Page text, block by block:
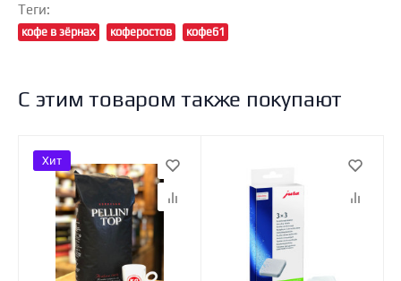
Теги:
кофе в зёрнах коферостов кофе61
С этим товаром также покупают
Хит